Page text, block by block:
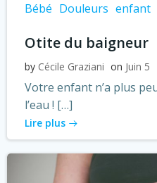
Bébé Douleurs enfant
Otite du baigneur
by Cécile Graziani on Juin 5
Votre enfant n’a plus
l’eau ! […]
Lire plus